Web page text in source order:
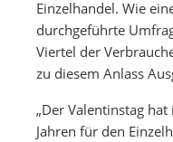
Einzelhandel. Wie
durchgeführte
Viertel der
zu diesem Anlass
„Der Valentinstag
Jahren für den